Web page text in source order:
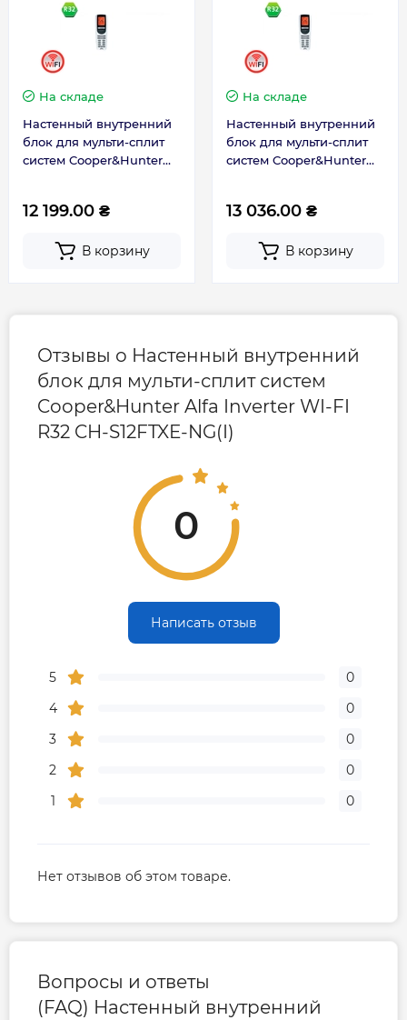
На складе
Настенный внутренний
блок для мульти-сплит
систем Cooper&Hunter
12 199.00 ₴
В корзину
На складе
Настенный внутренний
блок для мульти-сплит
систем Cooper&Hunter
13 036.00 ₴
В корзину
Отзывы о Настенный внутренний
блок для мульти-сплит систем
Cooper&Hunter Alfa Inverter WI-FI
R32 CH-S12FTXE-NG(I)
0
Написать отзыв
5
0
4
0
3
0
2
0
1
0
Нет отзывов об этом товаре.
Вопросы и ответы
(FAQ) Настенный внутренний